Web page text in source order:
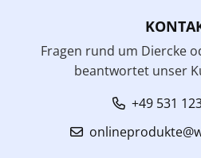
Fragen rund um Diercke
beantwortet unser
+49 531